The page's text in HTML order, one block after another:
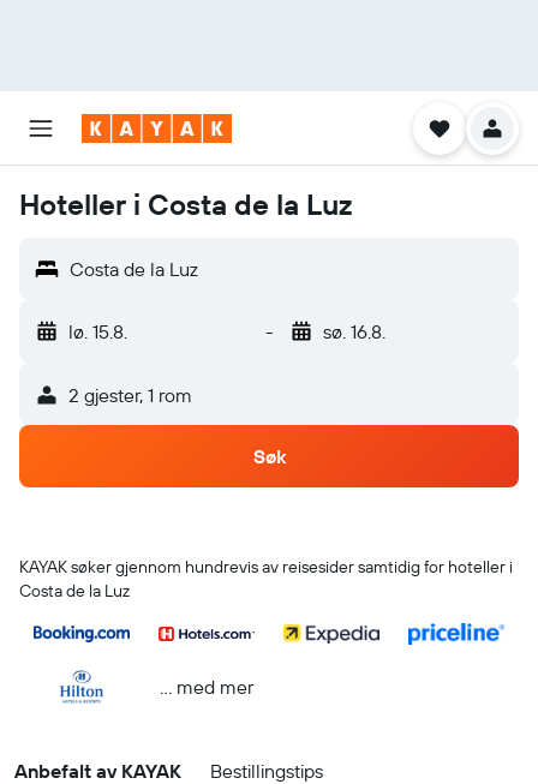
Hoteller i Costa de la Luz
Costa de la Luz
lø. 15.8. - sø. 16.8.
2 gjester, 1 rom
Søk
KAYAK søker gjennom hundrevis av reisesider samtidig for hoteller i
Costa de la Luz
… med mer
Anbefalt av KAYAK Bestillingstips